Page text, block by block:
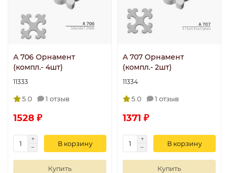
A 706 Орнамент
(компл.- 4шт)
11333
5.0 1 отзыв
1528 ₽
В корзину
Купить
A 707 Орнамент
(компл.- 2шт)
11334
5.0 1 отзыв
1371 ₽
В корзину
Купить